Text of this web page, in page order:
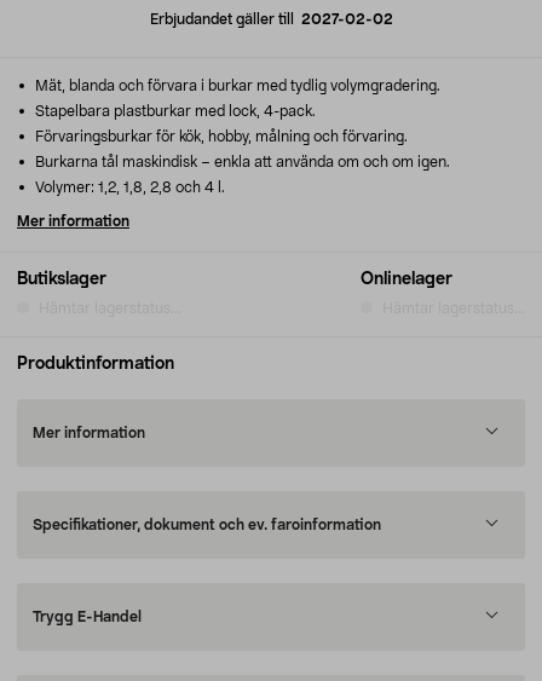
Erbjudandet gäller till 2027-02-02
Butikslager Onlinelager
Mät, blanda och förvara i burkar med tydlig volymgradering.
Stapelbara plastburkar med lock, 4-pack.
Förvaringsburkar för kök, hobby, målning och förvaring.
Burkarna tål maskindisk – enkla att använda om och om igen.
Volymer: 1,2, 1,8, 2,8 och 4 l.
Mer information
Produktinformation
Mer information
Specifikationer, dokument och ev. faroinformation
Trygg E-Handel